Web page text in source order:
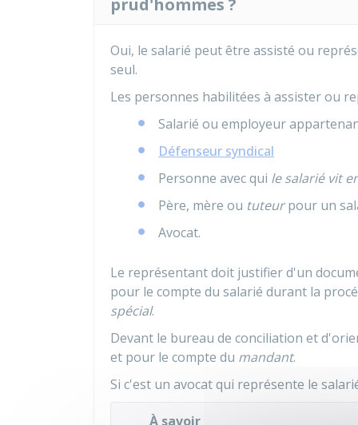
prud'hommes ?
Oui, le salarié peut être assisté ou
seul.
Les personnes habilitées à assister ou
Salarié ou employeur
Défenseur syndical
Personne avec qui le salarié vit
Père, mère ou tuteurpour un
Avocat.
Le représentant doit justifier d'un
pour le compte du salarié durant la
spécial.
Devant le bureau de conciliation et
et pour le compte du mandant.
Si c'est un avocat qui représente le
À savoir